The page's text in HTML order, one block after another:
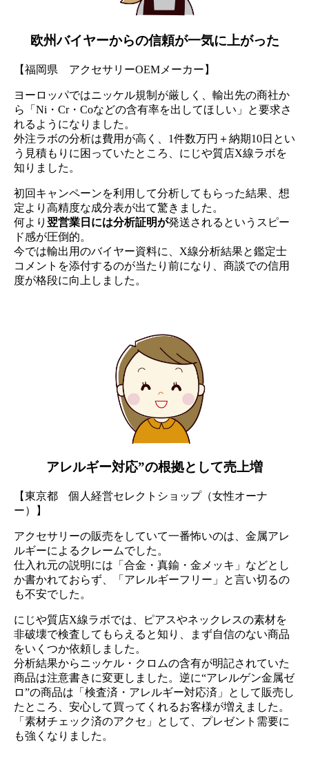
欧州バイヤーからの信頼が一気に上がった
【福岡県 アクセサリーOEMメーカー】
ヨーロッパではニッケル規制が厳しく、輸出先の商社か
ら「Ni・Cr・Coなどの含有率を出してほしい」と要求さ
れるようになりました。
外注ラボの分析は費用が高く、1件数万円＋納期10日とい
う見積もりに困っていたところ、にじや質店X線ラボを
知りました。
初回キャンペーンを利用して分析してもらった結果、想
定より高精度な成分表が出て驚きました。
何より 翌営業日には分析証明が発送されるというスピー
ド感が圧倒的。
今では輸出用のバイヤー資料に、X線分析結果と鑑定士
コメントを添付するのが当たり前になり、商談での信用
度が格段に向上しました。
アレルギー対応”の根拠として売上増
【東京都 個人経営セレクトショップ（女性オーナ
ー）】
アクセサリーの販売をしていて一番怖いのは、金属アレ
ルギーによるクレームでした。
仕入れ元の説明には「合金・真鍮・金メッキ」などとし
か書かれておらず、「アレルギーフリー」と言い切るの
も不安でした。
にじや質店X線ラボでは、ピアスやネックレスの素材を
非破壊で検査してもらえると知り、まず自信のない商品
をいくつか依頼しました。
分析結果からニッケル・クロムの含有が明記されていた
商品は注意書きに変更しました。逆に“アレルゲン金属ゼ
ロ”の商品は「検査済・アレルギー対応済」として販売し
たところ、安心して買ってくれるお客様が増えました。
「素材チェック済のアクセ」として、プレゼント需要に
も強くなりました。